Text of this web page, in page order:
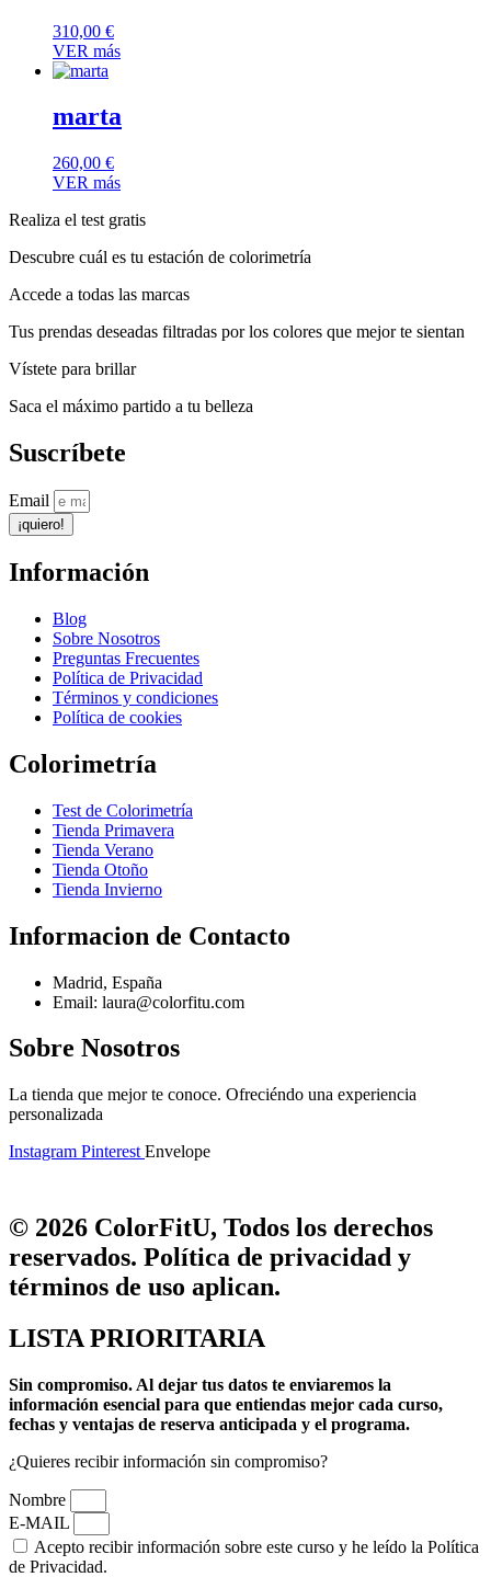
310,00 €
VER más
marta
260,00 €
VER más
Realiza el test gratis
Descubre cuál es tu estación de colorimetría
Accede a todas las marcas
Tus prendas deseadas filtradas por los colores que mejor te sientan
Vístete para brillar
Saca el máximo partido a tu belleza
Suscríbete
Email
¡quiero!
Información
Blog
Sobre Nosotros
Preguntas Frecuentes
Política de Privacidad
Términos y condiciones
Política de cookies
Colorimetría
Test de Colorimetría
Tienda Primavera
Tienda Verano
Tienda Otoño
Tienda Invierno
Informacion de Contacto
Madrid, España
Email: laura@colorfitu.com
Sobre Nosotros
La tienda que mejor te conoce. Ofreciéndo una experiencia
personalizada
Instagram Pinterest Envelope
© 2026 ColorFitU, Todos los derechos
reservados. Política de privacidad y
términos de uso aplican.
LISTA PRIORITARIA
Sin compromiso. Al dejar tus datos te enviaremos la
información esencial para que entiendas mejor cada curso,
fechas y ventajas de reserva anticipada y el programa.
¿Quieres recibir información sin compromiso?
Nombre
E-MAIL
Acepto recibir información sobre este curso y he leído la Política
de Privacidad.